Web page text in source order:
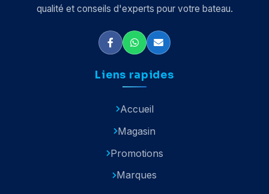
qualité et conseils d'experts pour votre bateau.
Liens rapides
Accueil
Magasin
Promotions
Marques